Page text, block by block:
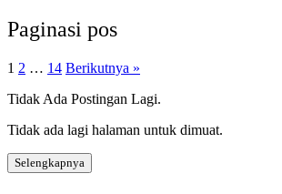
Paginasi pos
1 2 … 14 Berikutnya »
Tidak Ada Postingan Lagi.
Tidak ada lagi halaman untuk dimuat.
Selengkapnya